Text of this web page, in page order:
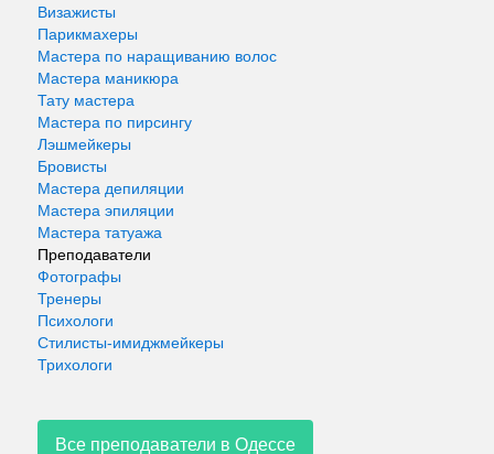
Визажисты
Парикмахеры
Мастера по наращиванию волос
Мастера маникюра
Тату мастера
Мастера по пирсингу
Лэшмейкеры
Бровисты
Мастера депиляции
Мастера эпиляции
Мастера татуажа
Преподаватели
Фотографы
Тренеры
Психологи
Стилисты-имиджмейкеры
Трихологи
Все преподаватели в Одессе